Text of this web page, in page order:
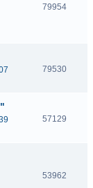
79954
79530
57129
53962